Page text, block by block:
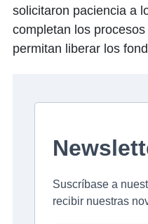
solicitaron paciencia a
completan los
permitan liberar los